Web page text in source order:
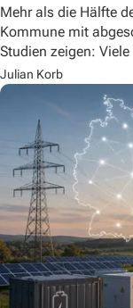
Mehr als die Hälfte
Kommune mit
Studien zeigen:
Julian Korb